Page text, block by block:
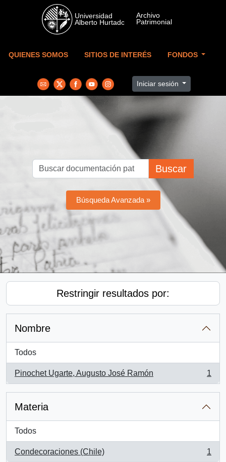
Skip to main content
QUIENES SOMOS SITIOS DE INTERÉS FONDOS
Iniciar sesión
Buscar
Búsqueda Avanzada »
Restringir resultados por:
Nombre
Todos
Pinochet Ugarte, Augusto José Ramón
, 1 resultados
1
Materia
Todos
Condecoraciones (Chile)
, 1 resultados
1